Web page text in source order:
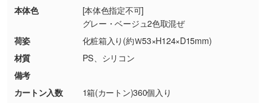
・背景がある画像からキャラクター部分だけを
使いたいです
シンプルな背景のデータや、使いたいキャラク
・お客様のご都合による返品・交換依頼(商
品・色・数量などの注文間違い等)
本体色
[本体色指定不可]
グレー・ベージュ2色取混ぜ
荷姿
化粧箱入り(約Ｗ53×H124×D15mm)
材質
PS、シリコン
備考
カートン入数
1箱(カートン)360個入り